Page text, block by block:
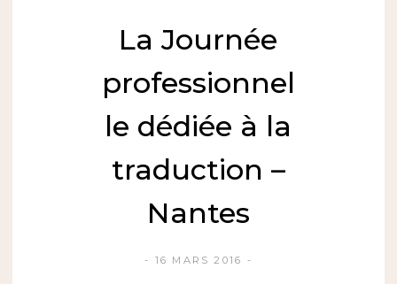
La Journée
professionnel
le dédiée à la
traduction –
Nantes
16 MARS 2016